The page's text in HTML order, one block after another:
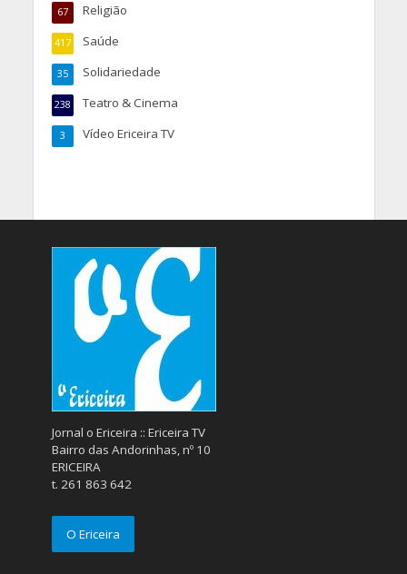
Religião
67
Saúde
417
Solidariedade
35
Teatro & Cinema
238
Vídeo Ericeira TV
3
Jornal o Ericeira :: Ericeira TV
Bairro das Andorinhas, nº 10
ERICEIRA
t. 261 863 642
O Ericeira